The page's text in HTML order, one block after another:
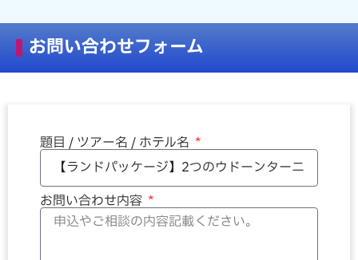
お問い合わせフォーム
題目 / ツアー名 / ホテル名
お問い合わせ内容